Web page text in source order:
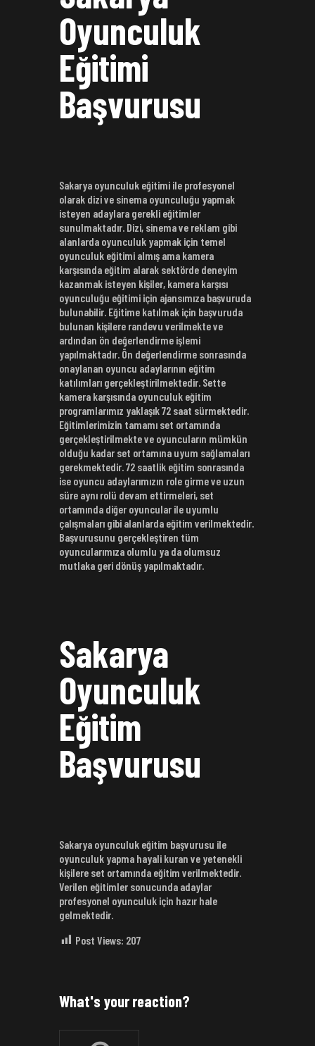
Oyunculuk
Eğitimi
Başvurusu
Sakarya oyunculuk eğitimi ile profesyonel
olarak dizi ve sinema oyunculuğu yapmak
isteyen adaylara gerekli eğitimler
sunulmaktadır. Dizi, sinema ve reklam gibi
alanlarda oyunculuk yapmak için temel
oyunculuk eğitimi almış ama kamera
karşısında eğitim alarak sektörde deneyim
kazanmak isteyen kişiler, kamera karşısı
oyunculuğu eğitimi için ajansımıza başvuruda
bulunabilir. Eğitime katılmak için başvuruda
bulunan kişilere randevu verilmekte ve
ardından ön değerlendirme işlemi
yapılmaktadır. Ön değerlendirme sonrasında
onaylanan oyuncu adaylarının eğitim
katılımları gerçekleştirilmektedir. Sette
kamera karşısında oyunculuk eğitim
programlarımız yaklaşık 72 saat sürmektedir.
Eğitimlerimizin tamamı set ortamında
gerçekleştirilmekte ve oyuncuların mümkün
olduğu kadar set ortamına uyum sağlamaları
gerekmektedir. 72 saatlik eğitim sonrasında
ise oyuncu adaylarımızın role girme ve uzun
süre aynı rolü devam ettirmeleri, set
ortamında diğer oyuncular ile uyumlu
çalışmaları gibi alanlarda eğitim verilmektedir.
Başvurusunu gerçekleştiren tüm
oyuncularımıza olumlu ya da olumsuz
mutlaka geri dönüş yapılmaktadır.
Sakarya
Oyunculuk
Eğitim
Başvurusu
Sakarya oyunculuk eğitim başvurusu ile
oyunculuk yapma hayali kuran ve yetenekli
kişilere set ortamında eğitim verilmektedir.
Verilen eğitimler sonucunda adaylar
profesyonel oyunculuk için hazır hale
gelmektedir.
Post Views: 207
What's your reaction?